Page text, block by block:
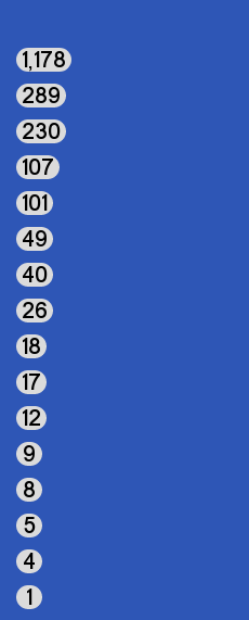
1٬178
289
230
107
101
49
40
26
18
17
12
9
8
5
4
1